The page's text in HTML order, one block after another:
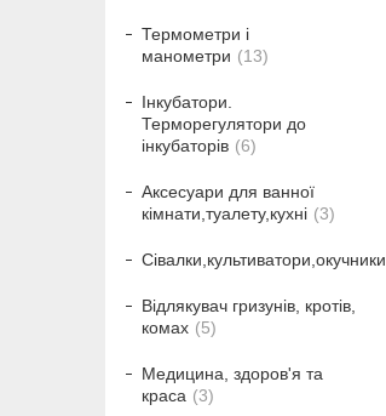
Термометри і
манометри
13
Інкубатори.
Терморегулятори до
інкубаторів
6
Аксесуари для ванної
кімнати,туалету,кухні
3
Сівалки,культиватори,окучники
Відлякувач гризунів, кротів,
комах
5
Медицина, здоров'я та
краса
3